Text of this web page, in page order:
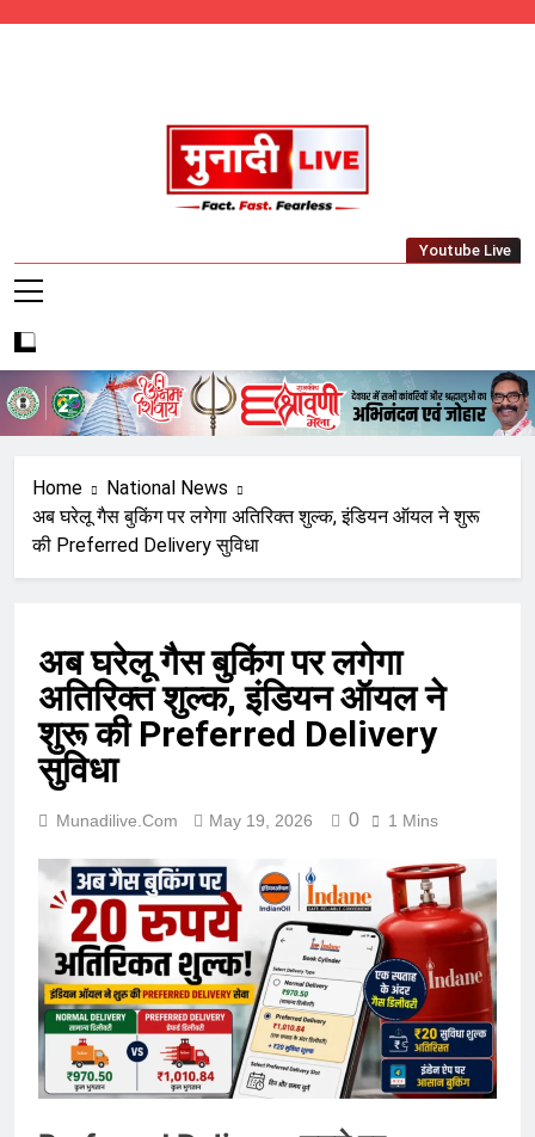
Munadi Live – Jharkhand's Leading Local
Youtube Live
Home
National News
अब घरेलू गैस बुकिंग पर लगेगा अतिरिक्त शुल्क, इंडियन ऑयल ने शुरू
की Preferred Delivery सुविधा
अब घरेलू गैस बुकिंग पर लगेगा
अतिरिक्त शुल्क, इंडियन ऑयल ने
शुरू की Preferred Delivery
सुविधा
Munadilive.com May 19, 2026 0 1 Mins